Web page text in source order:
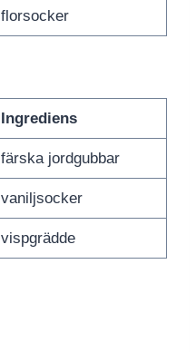
florsocker
Ingrediens
färska jordgubbar
vaniljsocker
vispgrädde